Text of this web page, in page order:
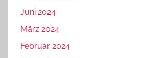
Juni 2024
März 2024
Februar 2024